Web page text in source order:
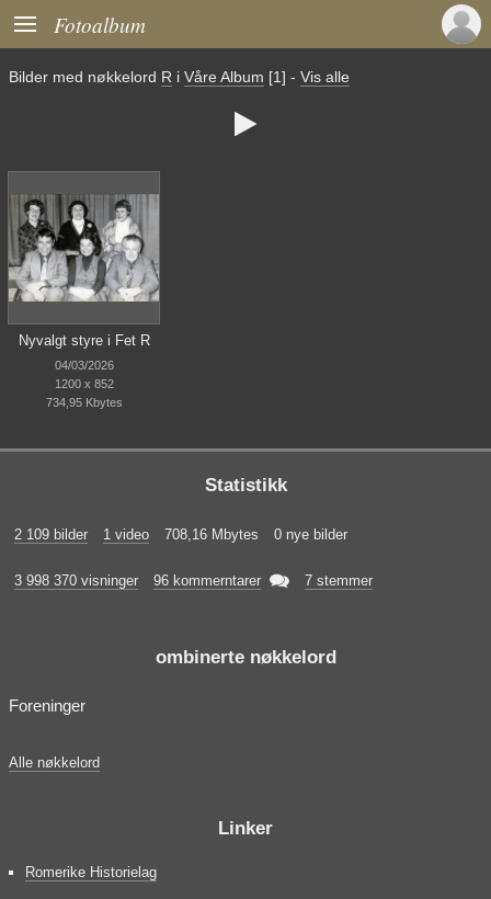
 Fotoalbum
Bilder med nøkkelord R i Våre Album [1] - Vis alle

Nyvalgt styre i Fet R
04/03/2026
1200 x 852
734,95 Kbytes
Statistikk
2 109 bilder 1 video 708,16 Mbytes 0 nye bilder
3 998 370 visninger 96 kommerntarer  7 stemmer
ombinerte nøkkelord
Foreninger
Alle nøkkelord
Linker
Romerike Historielag